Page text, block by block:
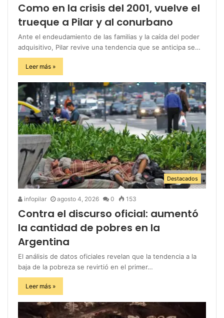
Como en la crisis del 2001, vuelve el
trueque a Pilar y al conurbano
Ante el endeudamiento de las familias y la caída del poder
adquisitivo, Pilar revive una tendencia que se anticipa se…
Leer más »
Destacados
infopilar agosto 4, 2026 0 153
Contra el discurso oficial: aumentó
la cantidad de pobres en la
Argentina
El análisis de datos oficiales revelan que la tendencia a la
baja de la pobreza se revirtió en el primer…
Leer más »